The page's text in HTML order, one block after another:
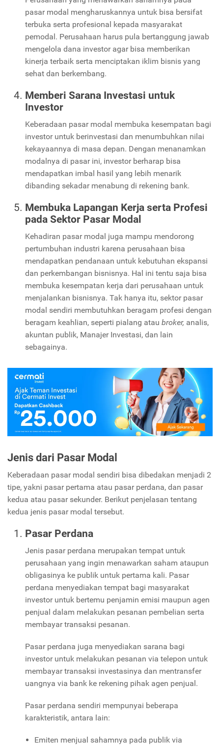
pasar modal mengharuskannya untuk bisa bersifat
terbuka serta profesional kepada masyarakat
pemodal. Perusahaan harus pula bertanggung jawab
mengelola dana investor agar bisa memberikan
kinerja terbaik serta menciptakan iklim bisnis yang
sehat dan berkembang.
Memberi Sarana Investasi untuk
Investor
Keberadaan pasar modal membuka kesempatan bagi
investor untuk berinvestasi dan menumbuhkan nilai
kekayaannya di masa depan. Dengan menanamkan
modalnya di pasar ini, investor berharap bisa
mendapatkan imbal hasil yang lebih menarik
dibanding sekadar menabung di rekening bank.
Membuka Lapangan Kerja serta Profesi
pada Sektor Pasar Modal
Kehadiran pasar modal juga mampu mendorong
pertumbuhan industri karena perusahaan bisa
mendapatkan pendanaan untuk kebutuhan ekspansi
dan perkembangan bisnisnya. Hal ini tentu saja bisa
membuka kesempatan kerja dari perusahaan untuk
menjalankan bisnisnya. Tak hanya itu, sektor pasar
modal sendiri membutuhkan beragam profesi dengan
beragam keahlian, seperti pialang atau broker, analis,
akuntan publik, Manajer Investasi, dan lain
sebagainya.
Jenis dari Pasar Modal
Keberadaan pasar modal sendiri bisa dibedakan menjadi 2
tipe, yakni pasar pertama atau pasar perdana, dan pasar
kedua atau pasar sekunder. Berikut penjelasan tentang
kedua jenis pasar modal tersebut.
Pasar Perdana
Jenis pasar perdana merupakan tempat untuk
perusahaan yang ingin menawarkan saham ataupun
obligasinya ke publik untuk pertama kali. Pasar
perdana menyediakan tempat bagi masyarakat
investor untuk bertemu penjamin emisi maupun agen
penjual dalam melakukan pesanan pembelian serta
membayar transaksi pesanan.
Pasar perdana juga menyediakan sarana bagi
investor untuk melakukan pesanan via telepon untuk
membayar transaksi investasinya dan mentransfer
uangnya via bank ke rekening pihak agen penjual.
Pasar perdana sendiri mempunyai beberapa
karakteristik, antara lain:
Emiten menjual sahamnya pada publik via